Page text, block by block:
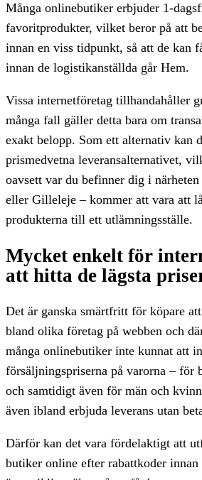
Många onlinebutiker erbjuder 1-
favoritprodukter, vilket beror på att
innan en viss tidpunkt, så att de kan
innan de logistikanställda går Hem.
Vissa internetföretag tillhandahåller
många fall gäller detta bara om
exakt belopp. Som ett alternativ kan
prismedvetna leveransalternativet,
oavsett var du befinner dig i
eller Gilleleje – kommer att vara att
produkterna till ett utlämningsställe.
Mycket enkelt för
att hitta de lägsta
Det är ganska smärtfritt för köpare
bland olika företag på webben och
många onlinebutiker inte kunnat att
försäljningspriserna på varorna – för
och samtidigt även för män och
även ibland erbjuda leverans utan
Därför kan det vara fördelaktigt att
butiker online efter rabattkoder innan